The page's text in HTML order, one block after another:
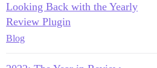
Looking Back with the Yearly
Review Plugin
Blog